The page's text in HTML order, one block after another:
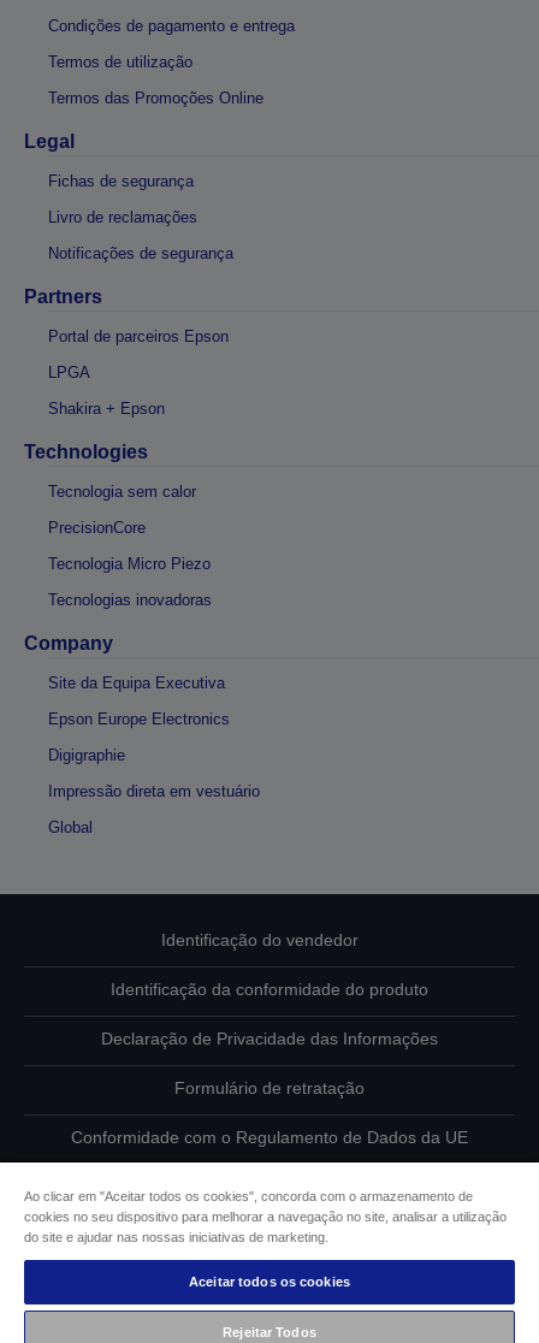
Condições de pagamento e entrega
Termos de utilização
Termos das Promoções Online
Legal
Fichas de segurança
Livro de reclamações
Notificações de segurança
Partners
Portal de parceiros Epson
LPGA
Shakira + Epson
Technologies
Tecnologia sem calor
PrecisionCore
Tecnologia Micro Piezo
Tecnologias inovadoras
Company
Site da Equipa Executiva
Epson Europe Electronics
Digigraphie
Impressão direta em vestuário
Global
Identificação do vendedor
Identificação da conformidade do produto
Declaração de Privacidade das Informações
Formulário de retratação
Conformidade com o Regulamento de Dados da UE
Informações sobre cookies
Compromisso da Epson para com a acessibilidade
Ao clicar em "Aceitar todos os cookies", concorda com o armazenamento de
cookies no seu dispositivo para melhorar a navegação no site, analisar a utilização
do site e ajudar nas nossas iniciativas de marketing.
Aceitar todos os cookies
Rejeitar Todos